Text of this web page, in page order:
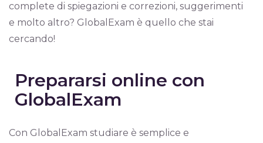
complete di spiegazioni e correzioni, suggerimenti
e molto altro? GlobalExam è quello che stai
cercando!
Prepararsi online con
GlobalExam
Con GlobalExam studiare è semplice e